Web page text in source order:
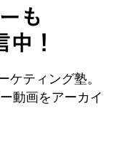
ケティング塾。
動画をアーカイ